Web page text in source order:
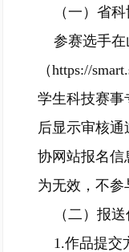
（一）省科
参赛选手在
（https://
学生科技赛事
后显示审核
协网站报名信
为无效，不参
（二）报送
1.作品提交